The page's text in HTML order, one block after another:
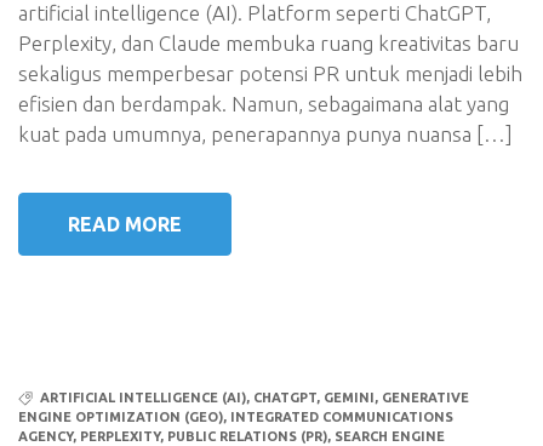
artificial intelligence (AI). Platform seperti ChatGPT,
Perplexity, dan Claude membuka ruang kreativitas baru
sekaligus memperbesar potensi PR untuk menjadi lebih
efisien dan berdampak. Namun, sebagaimana alat yang
kuat pada umumnya, penerapannya punya nuansa […]
READ MORE
ARTIFICIAL INTELLIGENCE (AI), CHATGPT, GEMINI , GENERATIVE
ENGINE OPTIMIZATION (GEO),
INTEGRATED COMMUNICATIONS
AGENCY, PERPLEXITY, PUBLIC RELATIONS (PR), SEARCH ENGINE